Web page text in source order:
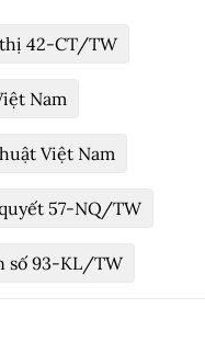
42-CT/TW
Nam
Việt Nam
57-NQ/TW
số 93-KL/TW